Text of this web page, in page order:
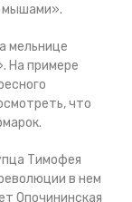
мышами».
мельнице
На примере
что
Тимофея
в нем
Опочининская